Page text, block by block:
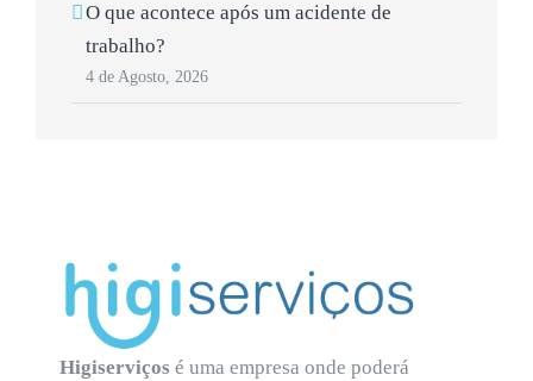
O que acontece após um acidente de
trabalho?
4 de Agosto, 2026
Higiserviços é uma empresa onde poderá